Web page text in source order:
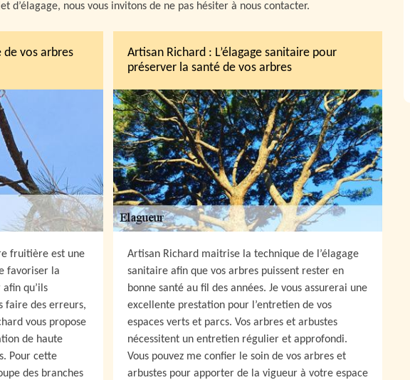
d’élagage, nous vous invitons de ne pas hésiter à nous contacter.
de vos arbres
fruitière est une
favoriser la
qu’ils
faire des erreurs,
vous propose
de haute
Pour cette
des branches
Artisan Richard : L’élagage sanitaire pour
préserver la santé de vos arbres
Artisan Richard maitrise la technique de l’élagage
sanitaire afin que vos arbres puissent rester en
bonne santé au fil des années. Je vous assurerai une
excellente prestation pour l’entretien de vos
espaces verts et parcs. Vos arbres et arbustes
nécessitent un entretien régulier et approfondi.
Vous pouvez me confier le soin de vos arbres et
arbustes pour apporter de la vigueur à votre espace